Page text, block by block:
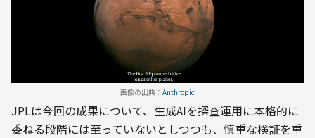
画像の出典： Anthropic
JPLは今回の成果について、生成AIを探査運用に本格的に
委ねる段階には至っていないとしつつも、慎重な検証を重